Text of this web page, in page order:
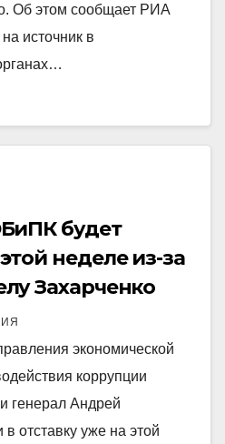
Об этом сообщает РИА
источник в
будет
неделе из-за
Захарченко
экономической
коррупции
генерал Андрей
отставку уже на этой